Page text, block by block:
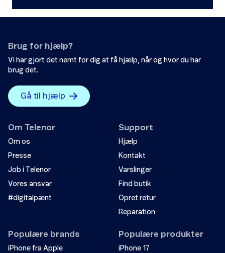
Brug for hjælp?
Vi har gjort det nemt for dig at få hjælp, når og hvor du har
brug det.
Gå til hjælp
Om Telenor
Om os
Presse
Job i Telenor
Vores ansvar
#digitalpænt
Support
Hjælp
Kontakt
Varslinger
Find butik
Opret retur
Reparation
Populære brands
iPhone fra Apple
Populære produkter
iPhone 17